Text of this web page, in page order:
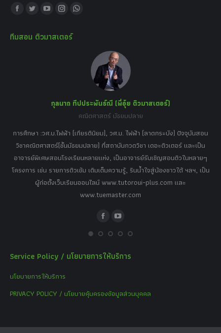
Find us on:
Facebook
opens
Twitter
opens
YouTube
opens
Instagram
opens
Whatsapp
window
ทีมสอน ติวมาสเตอร์
กุลนาถ ทีปประพันธ์ณี (พี่อุ๋ย ติวมาสเตอร์)
คณิตศาสตร์ มัธยมปลาย
การศึกษา :วศ.บ.ไฟฟ้า (เกียรตินิยม), วศ.ม. ไฟฟ้า (ลาดกระบัง) ปัจจุบันสอน
วิชาคณิตศาสตร์(ชั้นมัธยมปลาย) ที่สถาบันกวดวิชา เดอะติวเตอร์ และเป็น
อาจารย์พิเศษสอนโรงเรียนหลายแห่ง, เป็นอาจารย์รับเชิญสอนติวในหลายๆ
โครงการ เช่น รายการติวเข้ม เติมเต็มความรู้, รินน้ำใจสู่น้องชาวใต้ ฯลฯ, เป็น
ผู้ก่อตั้งเว็บเรียนออนไลน์ www.tutoroui-plus.com และ
www.tuemaster.com
FacebookYouTube
Service Policy / นโยบายการให้บริการ
นโยบายการให้บริการ
PRIVACY POLICY / นโยบายคุ้มครองข้อมูลส่วนบุคคล